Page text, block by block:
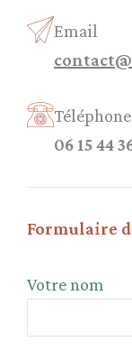
Email
Téléphone
06 15 44
Formulaire
Votre nom